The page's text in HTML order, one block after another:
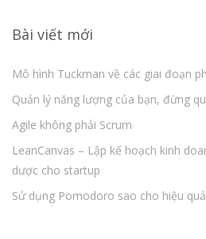
Bài viết mới
Mô hình Tuckman về các giai đoạn
Quản lý năng lượng của bạn, đừng
Agile không phải Scrum
LeanCanvas – Lập kế hoạch kinh
dược cho startup
Sử dụng Pomodoro sao cho hiệu